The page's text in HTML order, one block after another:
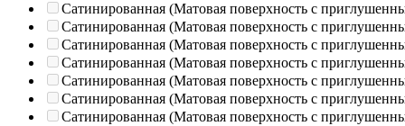
Сатинированная (Матовая поверхность с
Сатинированная (Матовая поверхность с
Сатинированная (Матовая поверхность с
Сатинированная (Матовая поверхность с
Сатинированная (Матовая поверхность с
Сатинированная (Матовая поверхность с
Сатинированная (Матовая поверхность с